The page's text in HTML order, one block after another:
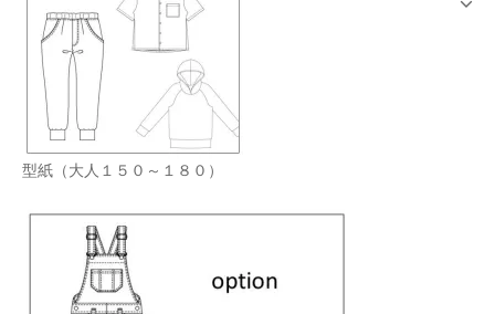
型紙（大人１５０～１８０）